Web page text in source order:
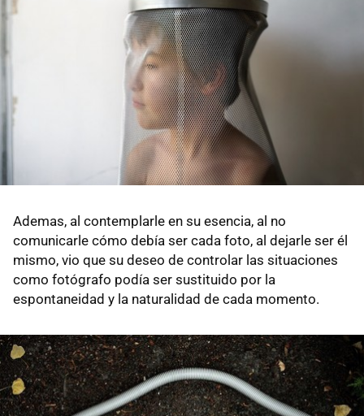
Ademas, al contemplarle en su esencia, al no
comunicarle cómo debía ser cada foto, al dejarle ser él
mismo, vio que su deseo de controlar las situaciones
como fotógrafo podía ser sustituido por la
espontaneidad y la naturalidad de cada momento.